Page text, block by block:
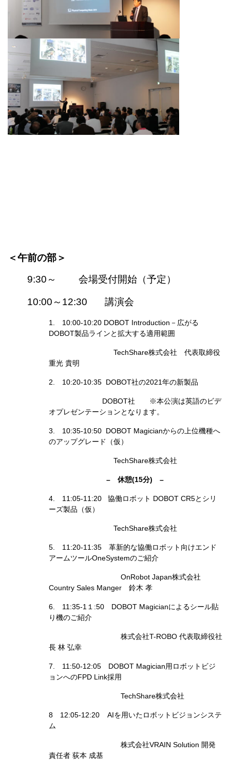
＜午前の部＞
9:30～ 会場受付開始（予定）
10:00～12:30 講演会
1. 10:00-10:20 DOBOT Introduction－広がる
DOBOT製品ラインと拡大する適用範囲
TechShare株式会社 代表取締役
重光 貴明
2. 10:20-10:35 DOBOT社の2021年の新製品
DOBOT社 ※本公演は英語のビデ
オプレゼンテーションとなります。
3. 10:35-10:50 DOBOT Magicianからの上位機種へ
のアップグレード（仮）
TechShare株式会社
– 休憩(15分) –
4. 11:05-11:20 協働ロボット DOBOT CR5とシリ
ーズ製品（仮）
TechShare株式会社
5. 11:20-11:35 革新的な協働ロボット向けエンド
アームツールOneSystemのご紹介
OnRobot Japan株式会社
Country Sales Manger 鈴木 孝
6. 11:35-1１:50 DOBOT Magicianによるシール貼
り機のご紹介
株式会社T-ROBO 代表取締役社
長 林 弘幸
7. 11:50-12:05 DOBOT Magician用ロボットビジ
ョンへのFPD Link採用
TechShare株式会社
8 12:05-12:20 AIを用いたロボットビジョンシステ
ム
株式会社VRAIN Solution 開発
責任者 荻本 成基